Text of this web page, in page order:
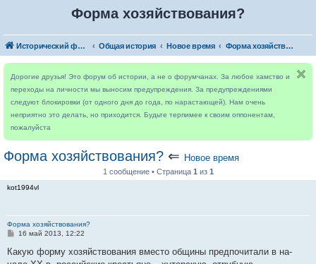
Форма хозяйствования?
Исторический форум Общая история Новое время Форма хозяйствования?
Дорогие друзья! Это форум об истории, а не о форумчанах. За любое хамство и
переходы на личности мы выносим предупреждения. За предупреждениями
следуют блокировки (от одного дня до года, по нарастающей). Нам очень
неприятно это делать, но приходится. Будьте терпимее к своим оппонентам,
пожалуйста
Форма хозяйствования? ⇐ Новое время
1 сообщение • Страница 1 из 1
kot1994vl
Форма хозяйствования?
С
о
16 май 2013, 12:22
Какую форму хозяйствования вместо общины предпочитали в на-